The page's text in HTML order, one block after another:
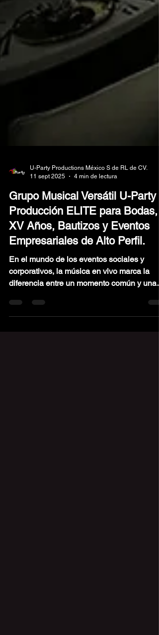
U-Party Productions México S de RL de CV.
11 sept 2025
4 min de lectura
Grupo Musical Versátil U-Party ⎮
Producción ELITE para Bodas,
XV Años, Bautizos y Eventos
Empresariales de Alto Perfil.
En el mundo de los eventos sociales y
diferencia entre un momento común y una
experiencia inolvidable.